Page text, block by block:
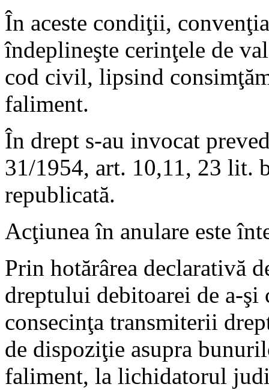
În aceste condiţii,
îndeplineşte cerinţele de
cod civil, lipsind
faliment.
În drept s-au invocat
31/1954, art. 10,11, 23 lit.
republicată.
Acţiunea în anulare este
Prin hotărârea declarativă
dreptului debitoarei de a-şi
consecinţa transmiterii
de dispoziţie asupra
faliment, la lichidatorul